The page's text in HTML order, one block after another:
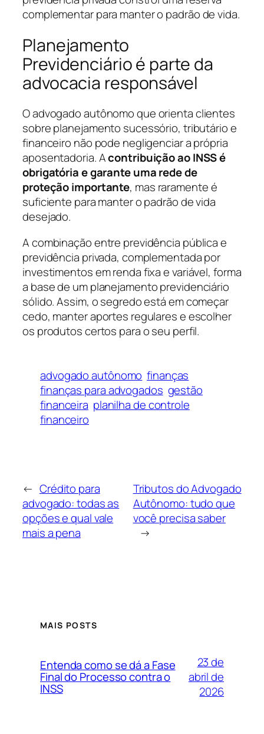
complementar para manter o padrão de vida.
Planejamento
Previdenciário é parte da
advocacia responsável
O advogado autônomo que orienta clientes
sobre planejamento sucessório, tributário e
financeiro não pode negligenciar a própria
aposentadoria. Acontribuição ao INSS é
obrigatória e garante uma rede de
proteção importante, mas raramente é
suficiente para manter o padrão de vida
desejado.
A combinação entre previdência pública e
previdência privada, complementada por
investimentos em renda fixa e variável, forma
a base de um planejamento previdenciário
sólido. Assim, o segredo está em começar
cedo, manter aportes regulares e escolher
os produtos certos para o seu perfil.
advogado autônomo finanças
finanças para advogados gestão
financeira planilha de controle
financeiro
← Crédito para
advogado: todas as
opções e qual vale
mais a pena
Tributos do Advogado
Autônomo: tudo que
você precisa saber
→
MAIS POSTS
Entenda como se dá a Fase
Final do Processo contra o
INSS
23 de
abril de
2026